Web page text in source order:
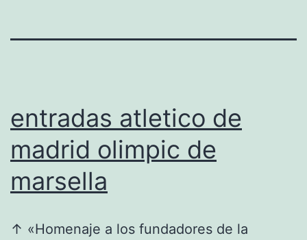
entradas atletico de
madrid olimpic de
marsella
↑ «Homenaje a los fundadores de la